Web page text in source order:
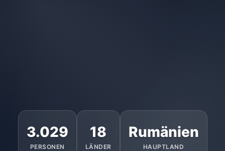
3.029
PERSONEN
18
LÄNDER
Rumänien
HAUPTLAND